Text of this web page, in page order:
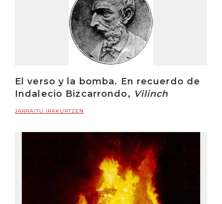
El verso y la bomba. En recuerdo de
Indalecio Bizcarrondo, Vilinch
JARRAITU IRAKURTZEN